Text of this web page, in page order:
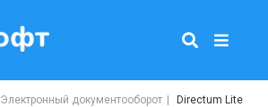
Электронный документооборот Directum Lite